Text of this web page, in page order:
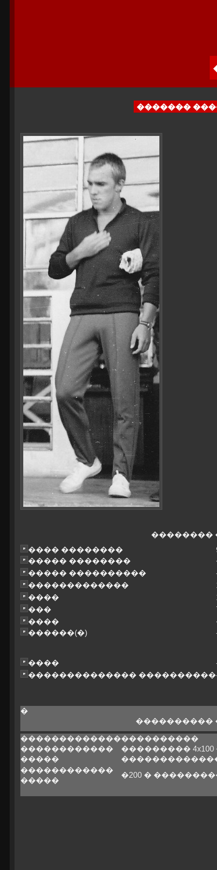
�������
��������
���� ��������
����� ��������
����� ����������
�������������
����
���
����
������(�)
����
�������������� ����������
�
����������
�����������������������
������������
�����
��������� 4x100
������������
�����
�200 �